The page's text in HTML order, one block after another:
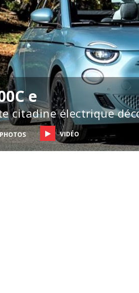
e
citadine électrique
VIDÉO